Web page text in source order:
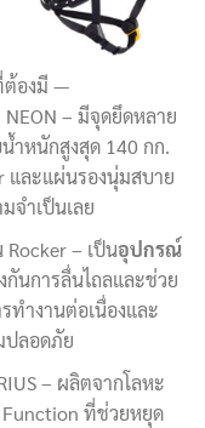
องมี
– มีจุดยึดหลาย
ำหนักสูงสุด 140 กก.
และแผ่นรองนุ่มสบาย
จำเป็นเลย
– เป็นอุปกรณ์
นการลื่นไถลและช่วย
ทำงานต่อเนื่องและ
ปลอดภัย
– ผลิตจากโลหะ
ที่ช่วยหยุด